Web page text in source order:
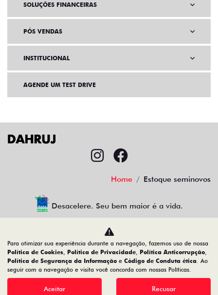
SOLUÇÕES FINANCEIRAS
PÓS VENDAS
INSTITUCIONAL
AGENDE UM TEST DRIVE
Home Estoque seminovos
Desacelere. Seu bem maior é a vida.
CMJ Comércio de Veículos Ltda
05.026.792/0024-83
Desenvolvido pela DEALERSPACE ® Direitos Reservados.
Para otimizar sua experiência durante a navegação, fazemos uso de nossa
Política de Cookies, Política de Privacidade, Política Anticorrupção,
Política de Segurança da Informação e Código de Conduta ética. Ao
seguir com a navegação e visita você concorda com nossas Políticas.
Aceitar Recusar